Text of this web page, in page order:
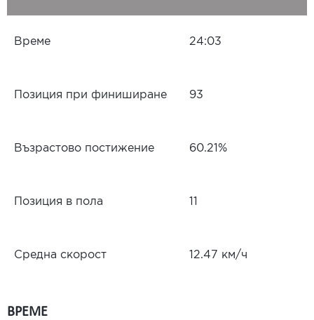
Време 24:03
Позиция при финиширане 93
Възрастово постижение 60.21%
Позиция в пола
Средна скорост 12.47 км/ч
ВРЕМЕ